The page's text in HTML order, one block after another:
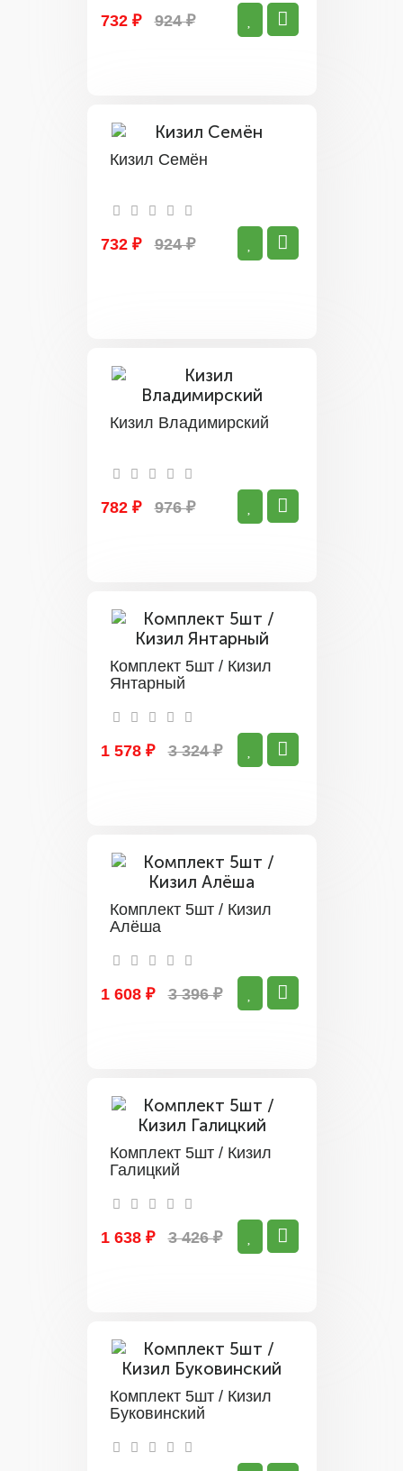
732 ₽ 924 ₽
Кизил Семён
732 ₽ 924 ₽
Кизил Владимирский
782 ₽ 976 ₽
Комплект 5шт / Кизил
Янтарный
1 578 ₽ 3 324 ₽
Комплект 5шт / Кизил
Алёша
1 608 ₽ 3 396 ₽
Комплект 5шт / Кизил
Галицкий
1 638 ₽ 3 426 ₽
Комплект 5шт / Кизил
Буковинский